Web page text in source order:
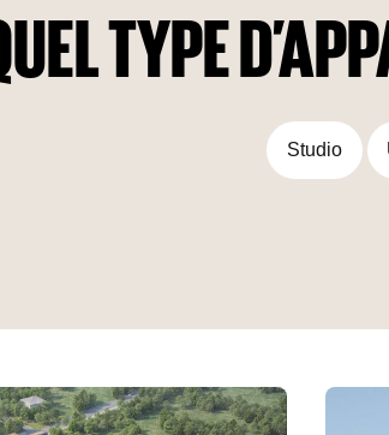
TYPE
Studio